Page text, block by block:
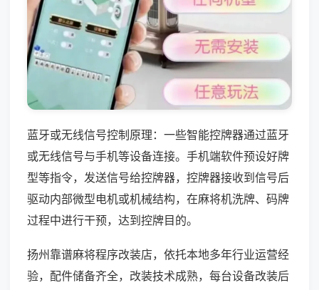
蓝牙或无线信号控制原理：一些智能控牌器通过蓝牙
或无线信号与手机等设备连接。手机端软件预设好牌
型等指令，发送信号给控牌器，控牌器接收到信号后
驱动内部微型电机或机械结构，在麻将机洗牌、码牌
过程中进行干预，达到控牌目的。
扬州靠谱麻将程序改装店，依托本地多年行业运营经
验，配件储备齐全，改装技术成熟，每台设备改装后